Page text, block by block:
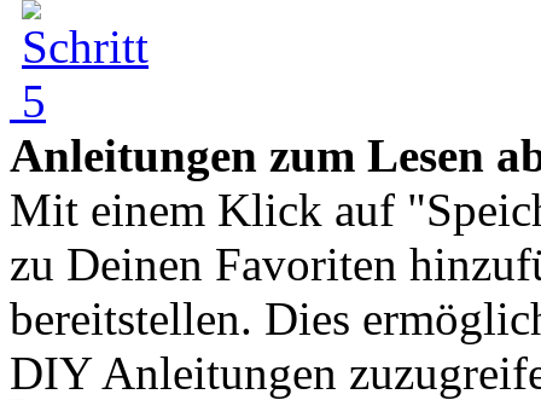
Anleitungen zum Lesen
Mit einem Klick auf
zu Deinen Favoriten
bereitstellen. Dies
DIY Anleitungen